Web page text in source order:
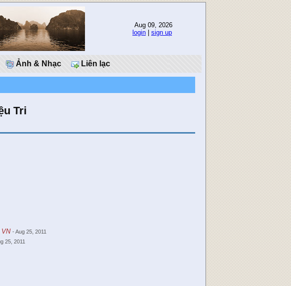
Aug 09, 2026
login
sign up
Ảnh & Nhạc Liên lạc
Tri
VN - Aug 25, 2011
25, 2011